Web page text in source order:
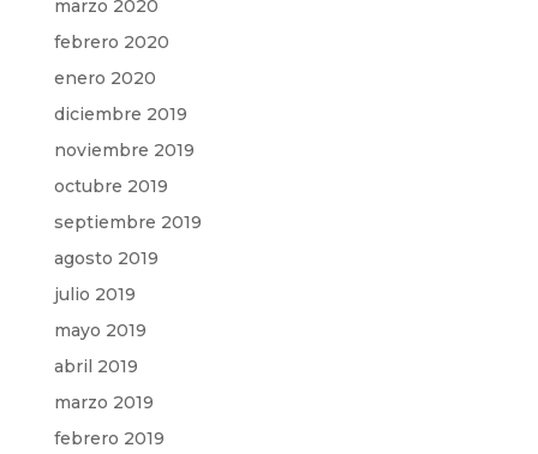
marzo 2020
febrero 2020
enero 2020
diciembre 2019
noviembre 2019
octubre 2019
septiembre 2019
agosto 2019
julio 2019
mayo 2019
abril 2019
marzo 2019
febrero 2019